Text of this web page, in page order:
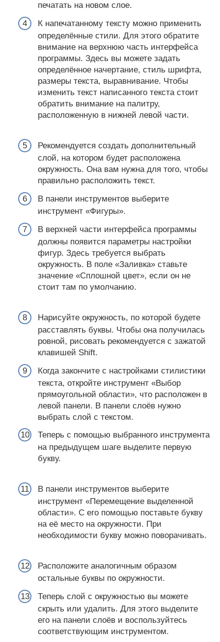
печатать на новом слое.
К напечатанному тексту можно применить
определённые стили. Для этого обратите
внимание на верхнюю часть интерфейса
программы. Здесь вы можете задать
определённое начертание, стиль шрифта,
размеры текста, выравнивание. Чтобы
изменить текст написанного текста стоит
обратить внимание на палитру,
расположенную в нижней левой части.
Рекомендуется создать дополнительный
слой, на котором будет расположена
окружность. Она вам нужна для того, чтобы
правильно расположить текст.
В панели инструментов выберите
инструмент «Фигуры».
В верхней части интерфейса программы
должны появится параметры настройки
фигур. Здесь требуется выбрать
окружность. В поле «Заливка» ставьте
значение «Сплошной цвет», если он не
стоит там по умолчанию.
Нарисуйте окружность, по которой будете
расставлять буквы. Чтобы она получилась
ровной, рисовать рекомендуется с зажатой
клавишей Shift.
Когда закончите с настройками стилистики
текста, откройте инструмент «Выбор
прямоугольной области», что расположен в
левой панели. В панели слоёв нужно
выбрать слой с текстом.
Теперь с помощью выбранного инструмента
на предыдущем шаге выделите первую
букву.
В панели инструментов выберите
инструмент «Перемещение выделенной
области». С его помощью поставьте букву
на её место на окружности. При
необходимости букву можно поворачивать.
Расположите аналогичным образом
остальные буквы по окружности.
Теперь слой с окружностью вы можете
скрыть или удалить. Для этого выделите
его на панели слоёв и воспользуйтесь
соответствующим инструментом.